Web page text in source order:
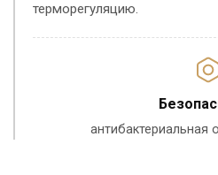
терморегуляцию.
антибактериальная